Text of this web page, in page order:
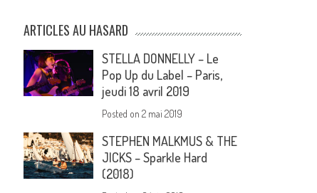
ARTICLES AU HASARD
STELLA DONNELLY – Le
Pop Up du Label – Paris,
jeudi 18 avril 2019
Posted on2 mai 2019
STEPHEN MALKMUS & THE
JICKS – Sparkle Hard
(2018)